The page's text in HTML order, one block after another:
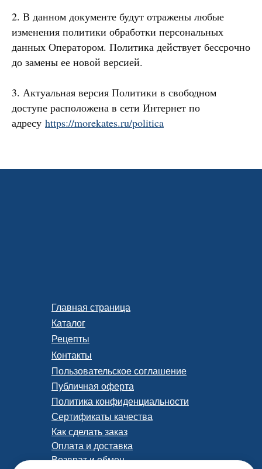
2. В данном документе будут отражены любые
изменения политики обработки персональных
данных Оператором. Политика действует бессрочно
до замены ее новой версией.
3. Актуальная версия Политики в свободном
доступе расположена в сети Интернет по
адресу https://morekates.ru/politica
Оплата и доставка
Возврат и обмен
Как сделать заказ
Пользовательское соглашение
Публичная оферта
Политика конфиденциальности
Сертификаты качества
Главная страница
Каталог
Рецепты
Контакты